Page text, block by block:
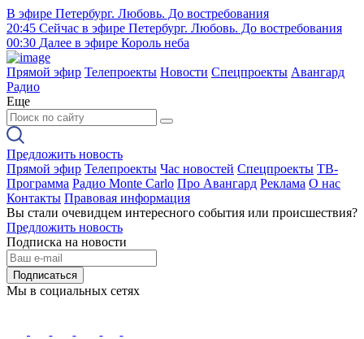
В эфире Петербург. Любовь. До востребования
20:45 Сейчас в эфире Петербург. Любовь. До востребования
00:30 Далее в эфире Король неба
Прямой эфир Телепроекты Новости Спецпроекты Авангард
Радио
Еще
Предложить новость
Прямой эфир Телепроекты Час новостей Спецпроекты ТВ-
Программа Радио Monte Carlo Про Авангард Реклама О нас
Контакты Правовая информация
Вы стали очевидцем интересного события или происшествия?
Предложить новость
Подписка на новости
Подписаться
Мы в социальных сетях